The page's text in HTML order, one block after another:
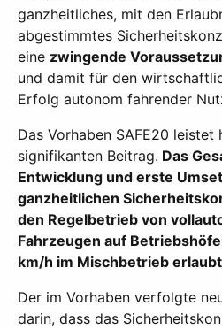
ganzheitliches, mit den
abgestimmtes
eine zwingende
und damit für den
Erfolg autonom fahrender
Das Vorhaben SAFE20 leistet
signifikanten Beitrag. Das
Entwicklung und erste
ganzheitlichen
den Regelbetrieb von
Fahrzeugen auf
km/h im Mischbetrieb
Der im Vorhaben verfolgte
darin, dass das